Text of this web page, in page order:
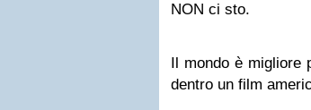
NON ci sto.
Il mondo è migliore
dentro un film